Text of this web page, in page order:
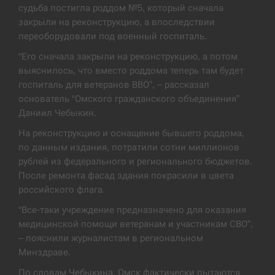
13:53
дронов Украины
СЕРПЕНЬ
Біля українського літака в аеропорту Лейпцига
виявили дрон, ймовірно, з…
СЕРПЕНЬ
13:23
“Они должны быть уничтожены”: в МИДе
ответили, как отреагируют на…
СЕРПЕНЬ
13:10
Тайвань проводить найбільші військові
навчання на тлі загрози вторгнення з…
судьба постигла роддом №5, который сначала
закрыли на реконструкцию, а впоследствии
переоборудовали под военный госпиталь.
“Его сначала закрыли на реконструкцию, а потом
выяснилось, что вместо роддома теперь там будет
госпиталь для ветеранов ВВО”, – рассказал
основатель “Омского гражданского объединения”
Даниил Чебыкин.
На реконструкцию и оснащение бывшего роддома,
по данным издания, потратили сотни миллионов
рублей из федерального и регионального бюджетов.
После ремонта фасад здания покрасили в цвета
российского флага.
“Все-таки учреждение предназначено для оказания
медицинской помощи ветеранам и участникам СВО”,
– пояснили журналистам в региональном
Минздраве.
По словам Чебыкина, Омск фактически пытаются